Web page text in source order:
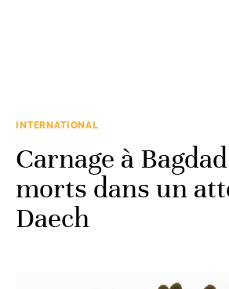
INTERNATIONAL
Carnage à
morts dans un
Daech